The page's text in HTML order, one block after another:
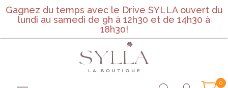
Gagnez du temps avec le Drive SYLLA ouvert du
lundi au samedi de 9h à 12h30 et de 14h30 à
18h30!
0